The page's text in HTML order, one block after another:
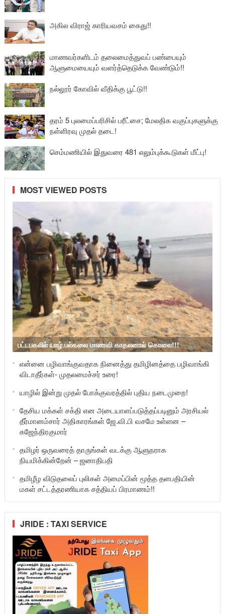
அகில விராஜ் காரியவசம் கைது!!
மாணவர்களிடம் தலைமைத்துவப் பண்பையும்
ஆளுமையையும் வளர்த்தெடுக்க வேண்டும்!!
நல்லூர் கோவில் வீதிக்கு பூட்டு!!
தரம் 5 புலமைப்பரிசில் பரீட்சை; மேலதிக வகுப்புகளுக்கு
நள்ளிரவு முதல் தடை!
செம்மணியில் இதுவரை 481 எலும்புக்கூடுகள் மீட்பு!
MOST VIEWED POSTS
பட்டபகலில் யாழ்.பல்கலை மாணவி காதலனால் கொலை!!!
என்னை பழிவாங்குவதாக நினைத்து தமிழினத்தை பழிவாங்கி
விடாதீர்கள்- முதலமைச்சர் உரை!
யாழில் இன்று முதல் போக்குவரத்தில் புதிய நடைமுறை!
தேசிய மக்கள் சக்தி என அடையாளப்படுத்தப்படினும் அரசியல்
தீர்மானம்சார் அதிகாரங்கள் ஜே.வி.பி வசமே உள்ளன –
கஜேந்திரகுமார்
தமிழர் ஒருவரைத் தாருங்கள் வடக்கு ஆளுநராக
நியமிக்கின்றேன் – ஜனாதிபதி
தமிழீழ விடுதலைப் புலிகள் அமைப்பின் மூத்த தளபதியின்
மகள் சட்டத்தரணியாக சத்தியப் பிரமாணம்!!
JRIDE : TAXI SERVICE